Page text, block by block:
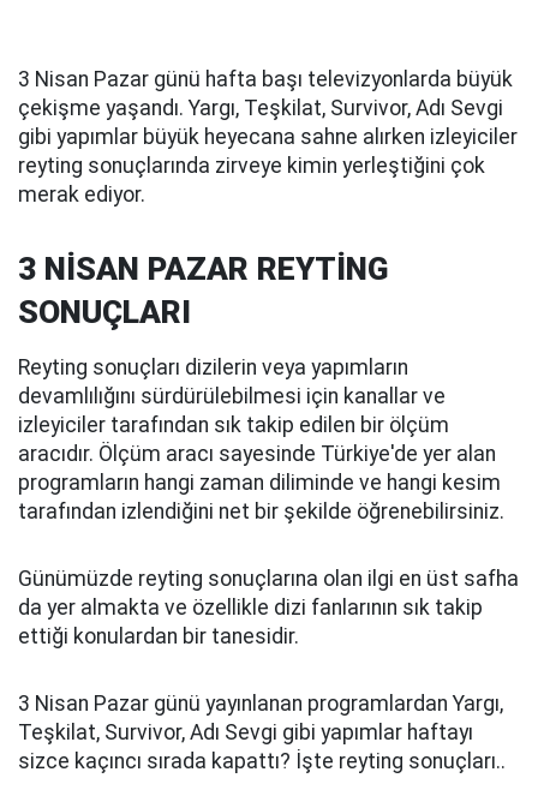
3 Nisan Pazar günü hafta başı televizyonlarda büyük
çekişme yaşandı. Yargı, Teşkilat, Survivor, Adı Sevgi
gibi yapımlar büyük heyecana sahne alırken izleyiciler
reyting sonuçlarında zirveye kimin yerleştiğini çok
merak ediyor.
3 NİSAN PAZAR REYTİNG
SONUÇLARI
Reyting sonuçları dizilerin veya yapımların
devamlılığını sürdürülebilmesi için kanallar ve
izleyiciler tarafından sık takip edilen bir ölçüm
aracıdır. Ölçüm aracı sayesinde Türkiye'de yer alan
programların hangi zaman diliminde ve hangi kesim
tarafından izlendiğini net bir şekilde öğrenebilirsiniz.
Günümüzde reyting sonuçlarına olan ilgi en üst safha
da yer almakta ve özellikle dizi fanlarının sık takip
ettiği konulardan bir tanesidir.
3 Nisan Pazar günü yayınlanan programlardan Yargı,
Teşkilat, Survivor, Adı Sevgi gibi yapımlar haftayı
sizce kaçıncı sırada kapattı? İşte reyting sonuçları..